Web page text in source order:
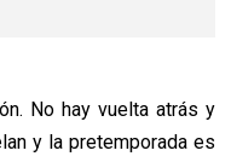
No hay vuelta atrás y
y la pretemporada es